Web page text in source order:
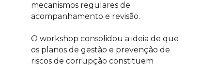
mecanismos regulares de
acompanhamento e revisão.
O workshop consolidou a ideia de que
os planos de gestão e prevenção de
riscos de corrupção constituem